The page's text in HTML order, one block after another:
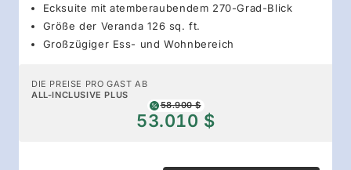
Ecksuite mit atemberaubendem 270-Grad-Blick
Größe der Veranda 126 sq. ft.
Großzügiger Ess- und Wohnbereich
DIE PREISE PRO GAST AB
ALL-INCLUSIVE PLUS
58.900 $
53.010 $